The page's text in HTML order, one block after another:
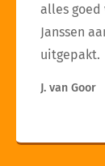
alles goed
Janssen
uitgepakt.
J. van Goor